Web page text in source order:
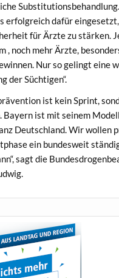
erfol­gre­ich dafür
für Ärzte zu stärken.
, noch mehr Ärzte,
Nur so gelingt eine
der Süchtigen“.
ist kein Sprint,
Bay­ern ist mit seinem
Deutsch­land. Wir wollen
ein bun­desweit
sagt die